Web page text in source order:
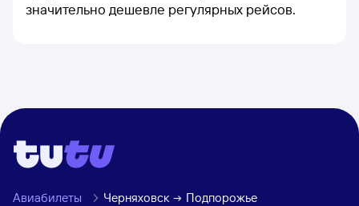
значительно дешевле регулярных рейсов.
Авиабилеты Черняховск Подпорожье